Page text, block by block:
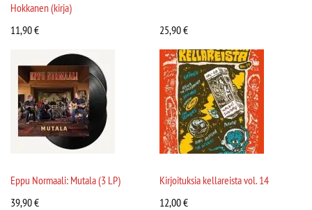
Hokkanen (kirja)
11,90€ 25,90€
Eppu Normaali: Mutala (3 LP)
39,90€
Kirjoituksia kellareista vol. 14
12,00€